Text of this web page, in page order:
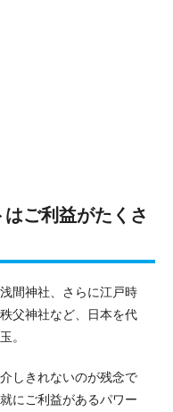
ご利益がたくさ
間神社、さらに江戸時
父神社など、日本を代
。
しきれないのが残念で
にご利益があるパワー